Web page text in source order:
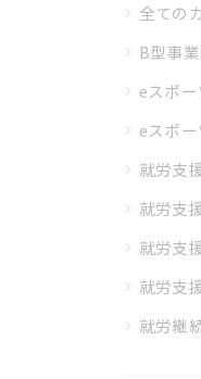
全ての
B型事
eスポ
eスポ
就労支
就労支
就労支
就労支
就労継